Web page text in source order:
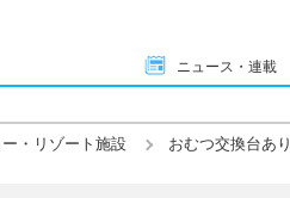
ニュース・連載
ー・リゾート施設 おむつ交換台あり